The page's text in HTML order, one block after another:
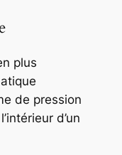
plus
de pression
d’un